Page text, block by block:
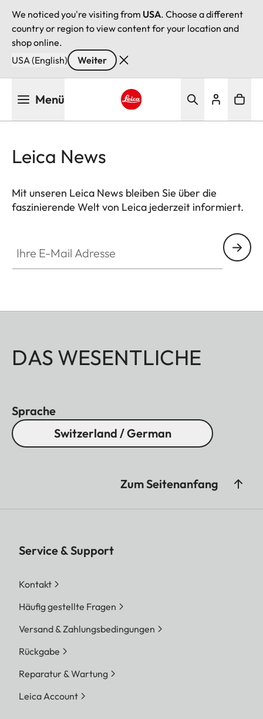
We noticed you're visiting from USA. Choose a different
country or region to view content for your location and
shop online.
USA (English)
Weiter
Menü
Leica News
Mit unseren Leica News bleiben Sie über die
faszinierende Welt von Leica jederzeit informiert.
DAS WESENTLICHE
Sprache
Switzerland / German
Zum Seitenanfang
Service & Support
Kontakt
Häufig gestellte Fragen
Versand & Zahlungsbedingungen
Rückgabe
Reparatur & Wartung
Leica Account